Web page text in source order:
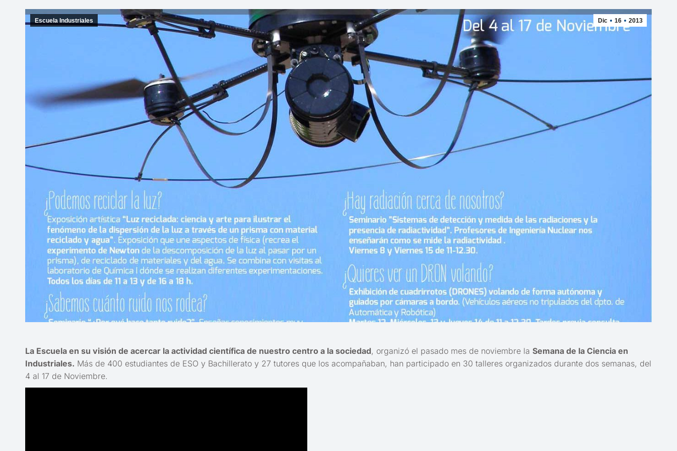
Dic 16 2013
Escuela Industriales
La Escuela en su visión de acercar la actividad científica de nuestro centro a la sociedad, organizó el pasado mes de noviembre la Semana de la Ciencia en
Industriales. Más de 400 estudiantes de ESO y Bachillerato y 27 tutores que los acompañaban, han participado en 30 talleres organizados durante dos semanas, del
4 al 17 de Noviembre.